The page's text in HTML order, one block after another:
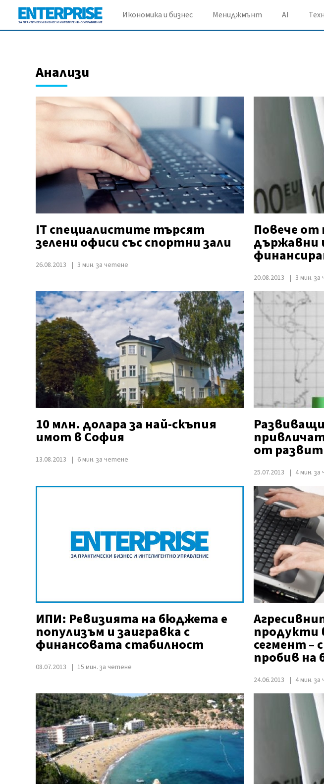
Икономика и бизнес Мениджмънт AI
Анализи
IT специалистите търсят
зелени офиси със спортни зали
26.08.2013 3 мин. за четене
Повече
държавни
20.08.2013 3 мин.
10 млн. долара за най-скъпия
имот в София
13.08.2013 6 мин. за четене
от
25.07.2013 4 мин.
ИПИ: Ревизията на бюджета е
популизъм и заигравка с
финансовата стабилност
08.07.2013 15 мин. за четене
продукти
сегмент –
пробив на
24.06.2013 4 мин.